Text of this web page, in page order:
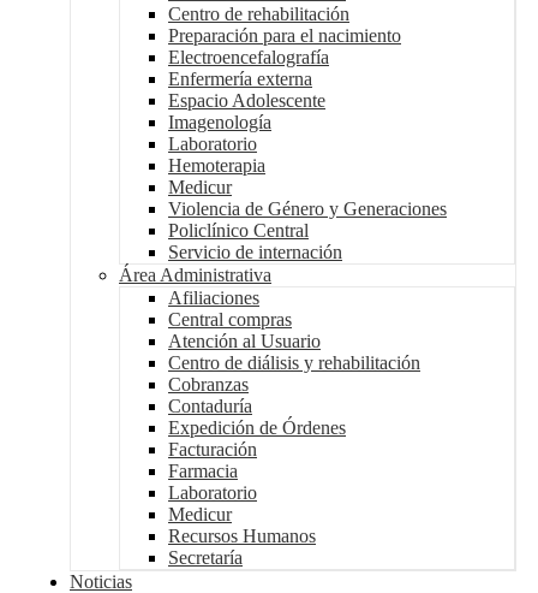
Centro de rehabilitación
Preparación para el nacimiento
Electroencefalografía
Enfermería externa
Espacio Adolescente
Imagenología
Laboratorio
Hemoterapia
Medicur
Violencia de Género y Generaciones
Policlínico Central
Servicio de internación
Área Administrativa
Afiliaciones
Central compras
Atención al Usuario
Centro de diálisis y rehabilitación
Cobranzas
Contaduría
Expedición de Órdenes
Facturación
Farmacia
Laboratorio
Medicur
Recursos Humanos
Secretaría
Noticias